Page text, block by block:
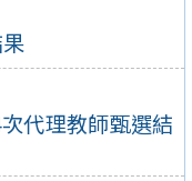
代理教師甄選結